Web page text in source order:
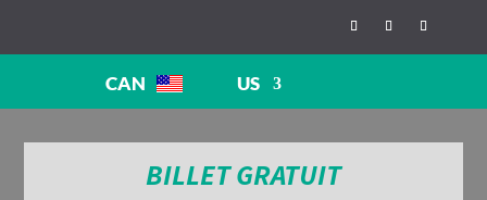
CAN US
BILLET GRATUIT